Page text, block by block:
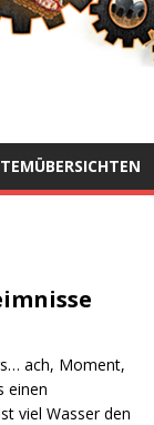
ach, Moment,
einen
viel Wasser den